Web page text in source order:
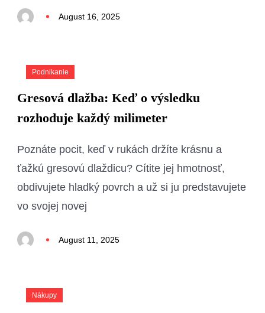
August 16, 2025
Podnikanie
Gresová dlažba: Keď o výsledku
rozhoduje každý milimeter
Poznáte pocit, keď v rukách držíte krásnu a
ťažkú gresovú dlaždicu? Cítite jej hmotnosť,
obdivujete hladký povrch a už si ju predstavujete
vo svojej novej
August 11, 2025
Nákupy